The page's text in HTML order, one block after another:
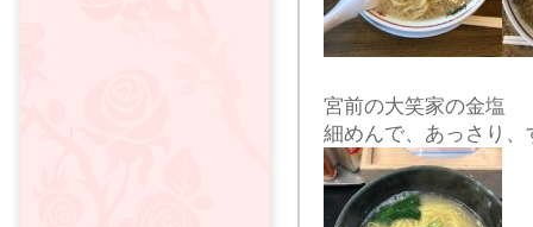
宮前の大笑家の金塩
細めんで、あっさり